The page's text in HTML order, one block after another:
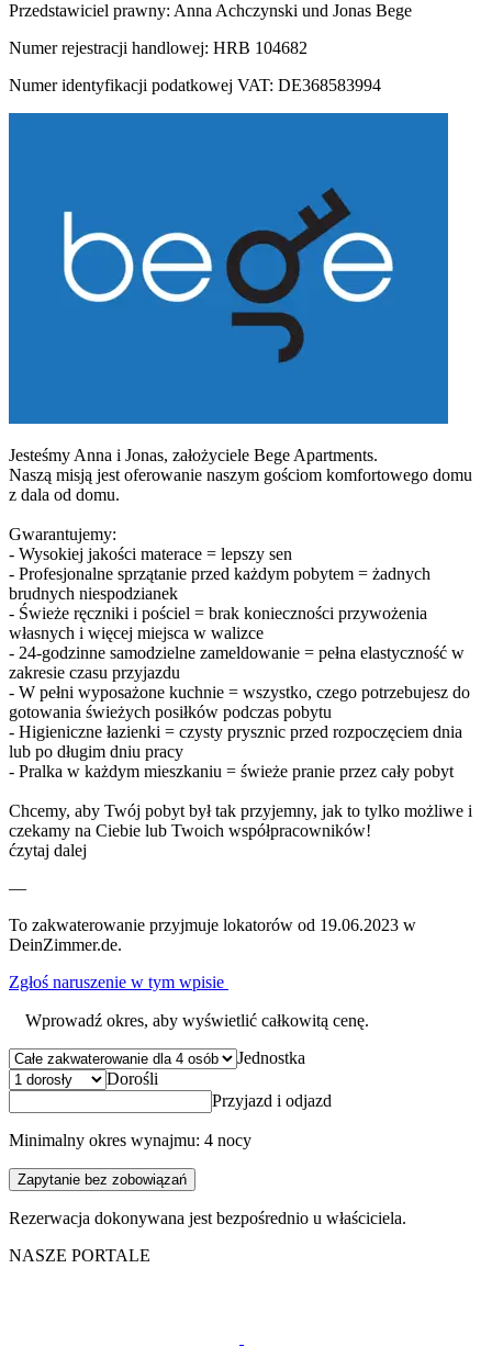
Przedstawiciel prawny: Anna Achczynski und Jonas Bege
Numer rejestracji handlowej: HRB 104682
Numer identyfikacji podatkowej VAT: DE368583994
Jesteśmy Anna i Jonas, założyciele Bege Apartments.
Naszą misją jest oferowanie naszym gościom komfortowego domu
z dala od domu.
Gwarantujemy:
- Wysokiej jakości materace = lepszy sen
- Profesjonalne sprzątanie przed każdym pobytem = żadnych
brudnych niespodzianek
- Świeże ręczniki i pościel = brak konieczności przywożenia
własnych i więcej miejsca w walizce
- 24-godzinne samodzielne zameldowanie = pełna elastyczność w
zakresie czasu przyjazdu
- W pełni wyposażone kuchnie = wszystko, czego potrzebujesz do
gotowania świeżych posiłków podczas pobytu
- Higieniczne łazienki = czysty prysznic przed rozpoczęciem dnia
lub po długim dniu pracy
- Pralka w każdym mieszkaniu = świeże pranie przez cały pobyt
Chcemy, aby Twój pobyt był tak przyjemny, jak to tylko możliwe i
czekamy na Ciebie lub Twoich współpracowników!
ćzytaj dalej
—
To zakwaterowanie przyjmuje lokatorów od 19.06.2023 w
DeinZimmer.de.
Zgłoś naruszenie w tym wpisie
Wprowadź okres, aby wyświetlić całkowitą cenę.
Jednostka
Dorośli
Przyjazd i odjazd
Minimalny okres wynajmu: 4 nocy
Zapytanie bez zobowiązań
Rezerwacja dokonywana jest bezpośrednio u właściciela.
NASZE PORTALE